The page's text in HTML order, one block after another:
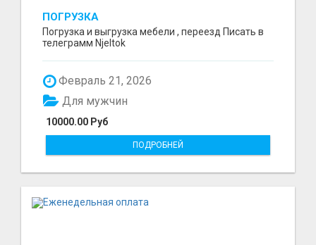
ПОГРУЗКА
Погрузка и выгрузка мебели , переезд Писать в
телеграмм Njeltok
Февраль 21, 2026
10000.00 Руб
Для мужчин
ПОДРОБНЕЙ